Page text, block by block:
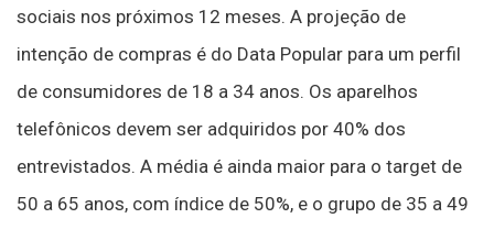
sociais nos próximos 12 meses. A projeção de
intenção de compras é do Data Popular para um perfil
de consumidores de 18 a 34 anos. Os aparelhos
telefônicos devem ser adquiridos por 40% dos
entrevistados. A média é ainda maior para o target de
50 a 65 anos, com índice de 50%, e o grupo de 35 a 49